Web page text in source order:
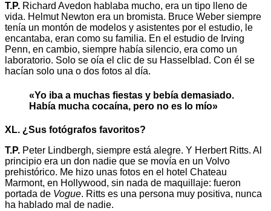
T.P. Richard Avedon hablaba mucho, era un tipo lleno de
vida. Helmut Newton era un bromista. Bruce Weber siempre
tenía un montón de modelos y asistentes por el estudio, le
encantaba, eran como su familia. En el estudio de Irving
Penn, en cambio, siempre había silencio, era como un
laboratorio. Solo se oía el clic de su Hasselblad. Con él se
hacían solo una o dos fotos al día.
«Yo iba a muchas fiestas y bebía demasiado.
Había mucha cocaína, pero no es lo mío»
XL. ¿Sus fotógrafos favoritos?
T.P. Peter Lindbergh, siempre está alegre. Y Herbert Ritts. Al
principio era un don nadie que se movía en un Volvo
prehistórico. Me hizo unas fotos en el hotel Chateau
Marmont, en Hollywood, sin nada de maquillaje: fueron
portada de Vogue. Ritts es una persona muy positiva, nunca
ha hablado mal de nadie.